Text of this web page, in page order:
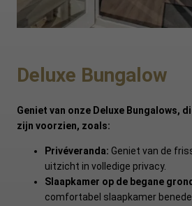
Deluxe Bungalow
Geniet van onze Deluxe Bungalows,
zijn voorzien, zoals:
Privéveranda: Geniet van de
uitzicht in volledige privacy.
Slaapkamer op de begane
comfortabel slaapkamer